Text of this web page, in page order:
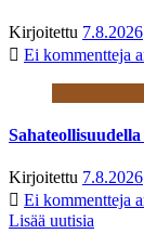
Kirjoitettu 7.8.2026
Ei kommentteja
Kirjoitettu 7.8.2026
Ei kommentteja
Lisää uutisia